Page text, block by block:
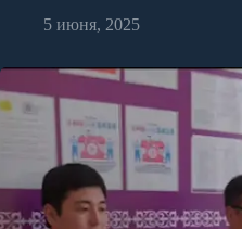
5 июня, 2025